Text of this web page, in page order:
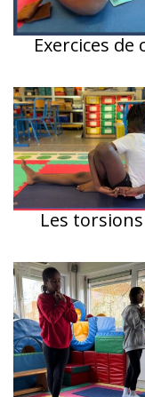
Exercices
Les